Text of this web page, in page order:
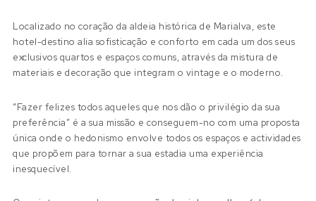
Localizado no coração da aldeia histórica de Marialva, este
hotel-destino alia sofisticação e conforto em cada um dos seus
exclusivos quartos e espaços comuns, através da mistura de
materiais e decoração que integram o vintage e o moderno.
“Fazer felizes todos aqueles que nos dão o privilégio da sua
preferência” é a sua missão e conseguem-no com uma proposta
única onde o hedonismo envolve todos os espaços e actividades
que propõem para tornar a sua estadia uma experiência
inesquecível.